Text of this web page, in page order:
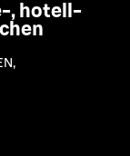
, hotell-
,